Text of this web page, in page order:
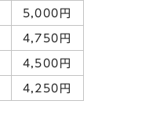
5,000円
4,750円
4,500円
4,250円